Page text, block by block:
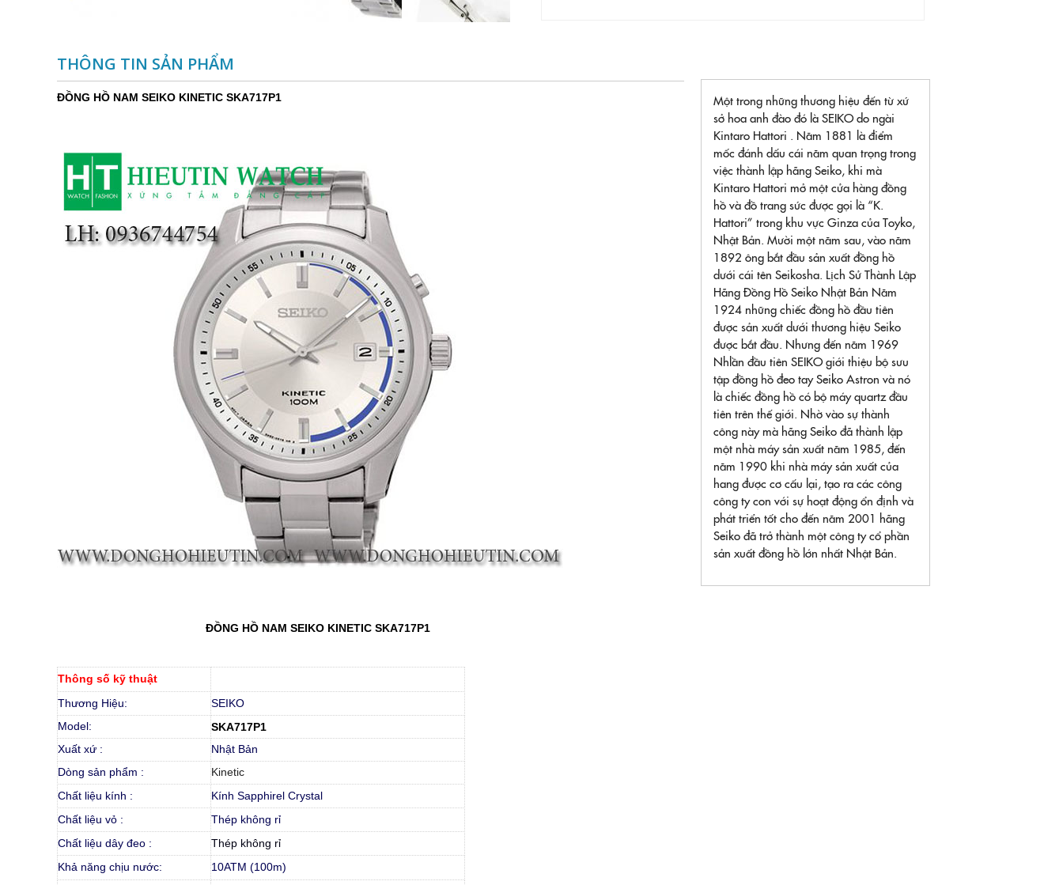
THÔNG TIN SẢN PHẨM
ĐỒNG HỒ NAM SEIKO KINETIC SKA717P1
ĐỒNG HỒ NAM SEIKO KINETIC SKA717P1
Thông số kỹ thuật
Thương Hiệu:
SEIKO
Model:
SKA717P1
Xuất xứ :
Nhật Bản
Dòng sản phẩm :
Kinetic
Chất liệu kính :
Kính Sapphirel Crystal
Chất liệu vỏ :
Thép không rỉ
Chất liệu dây đeo :
Thép không rỉ
Khả năng chịu nước:
10ATM (100m)
Một trong những thương hiệu đến từ xứ
sở hoa anh đào đó là SEIKO do ngài
Kintaro Hattori . Năm 1881 là điểm
mốc đánh dấu cái năm quan trọng trong
việc thành lập hãng Seiko, khi mà
Kintaro Hattori mở một cửa hàng đồng
hồ và đồ trang sức được gọi là “K.
Hattori” trong khu vực Ginza của Toyko,
Nhật Bản. Mười một năm sau, vào năm
1892 ông bắt đầu sản xuất đồng hồ
dưới cái tên Seikosha. Lịch Sử Thành Lập
Hãng Đồng Hồ Seiko Nhật Bản Năm
1924 những chiếc đồng hồ đầu tiên
được sản xuất dưới thương hiệu Seiko
được bắt đầu. Nhưng đến năm 1969
Nhlần đầu tiên SEIKO giới thiệu bộ sưu
tập đồng hồ đeo tay Seiko Astron và nó
là chiếc đồng hồ có bộ máy quartz đầu
tiên trên thế giới. Nhờ vào sự thành
công này mà hãng Seiko đã thành lập
một nhà máy sản xuất năm 1985, đến
năm 1990 khi nhà máy sản xuất của
hang được cơ cấu lại, tạo ra các công
công ty con với sự hoạt động ổn định và
phát triển tốt cho đến năm 2001 hãng
Seiko đã trở thành một công ty cổ phần
sản xuất đồng hồ lớn nhất Nhật Bản.